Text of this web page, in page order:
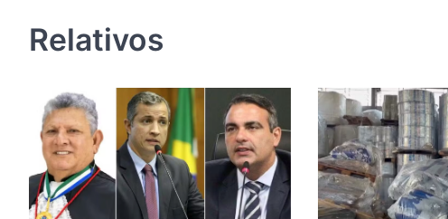
Relativos